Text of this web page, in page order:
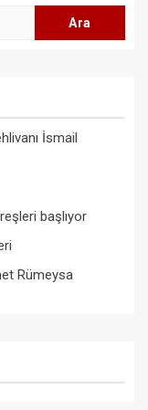
İsmail
başlıyor
Rümeysa